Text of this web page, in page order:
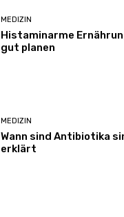
MEDIZIN
Histaminarme
gut planen
MEDIZIN
Wann sind Antibiotika
erklärt